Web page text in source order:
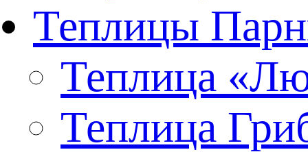
Теплицы
Теплица
Теплица